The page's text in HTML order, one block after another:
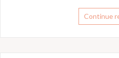
Continue